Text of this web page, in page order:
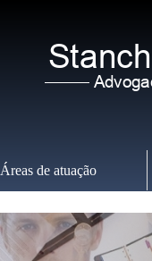
Áreas de atuação